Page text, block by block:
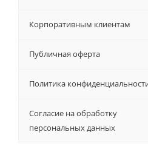
Корпоративным клиентам
Публичная оферта
Политика
Согласие на обработку
персональных данных